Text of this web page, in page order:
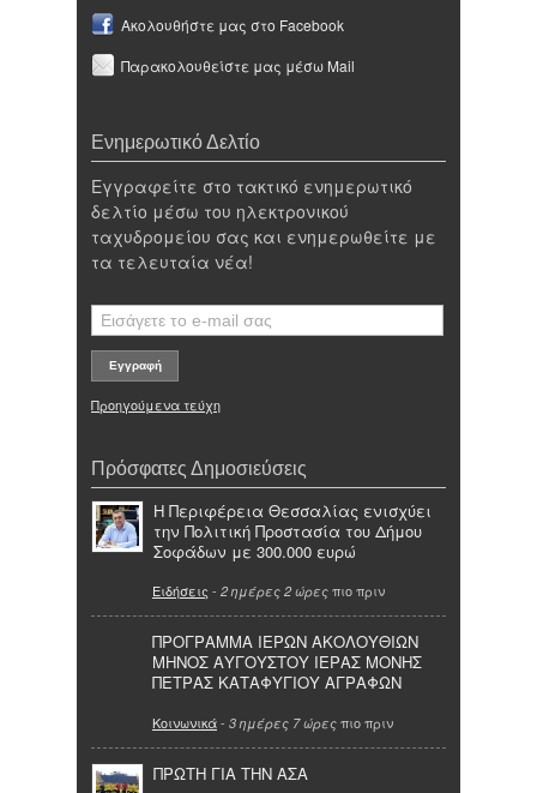
Ακολουθήστε μας στο Facebook
Παρακολουθείστε μας μέσω Mail
Ενημερωτικό Δελτίο
Εγγραφείτε στο τακτικό ενημερωτικό
δελτίο μέσω του ηλεκτρονικού
ταχυδρομείου σας και ενημερωθείτε με
τα τελευταία νέα!
Προηγούμενα τεύχη
Πρόσφατες Δημοσιεύσεις
Η Περιφέρεια Θεσσαλίας ενισχύει
την Πολιτική Προστασία του Δήμου
Σοφάδων με 300.000 ευρώ
Ειδήσεις - 2 ημέρες 2 ώρες πιο πριν
ΠΡΟΓΡΑΜΜΑ ΙΕΡΩΝ ΑΚΟΛΟΥΘΙΩΝ
ΜΗΝΟΣ ΑΥΓΟΥΣΤΟΥ ΙΕΡΑΣ ΜΟΝΗΣ
ΠΕΤΡΑΣ ΚΑΤΑΦΥΓΙΟΥ ΑΓΡΑΦΩΝ
Κοινωνικά- 3 ημέρες 7 ώρες πιο πριν
ΠΡΩΤΗ ΓΙΑ ΤΗΝ ΑΣΑ